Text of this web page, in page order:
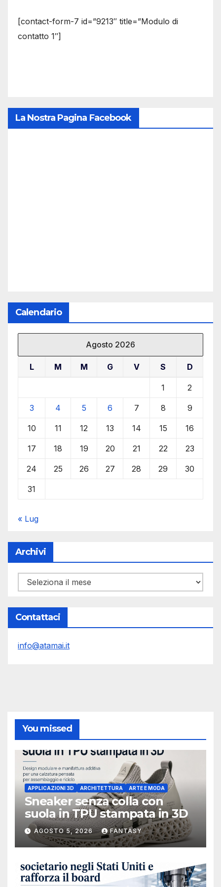
[contact-form-7 id=”9213″ title=”Modulo di
contatto 1″]
La Nostra Pagina Facebook
Calendario
Agosto 2026
L M M G V S D
1 2
3 4 5 6 7 8 9
10 11 12 13 14 15 16
17 18 19 20 21 22 23
24 25 26 27 28 29 30
31
« Lug
Archivi
Archivi
Contattaci
info@atamai.it
You missed
APPLICAZIONI 3D ARCHITETTURA ARTE E MODA
Sneaker senza colla con
suola in TPU stampata in 3D
AGOSTO 5, 2026 FANTASY